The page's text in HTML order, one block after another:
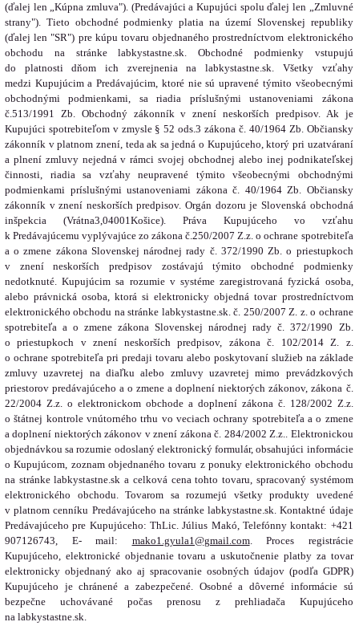
(ďalej len „Kúpna zmluva"). (Predávajúci a Kupujúci spolu ďalej len „Zmluvné
strany"). Tieto obchodné podmienky platia na území Slovenskej republiky
(ďalej len "SR") pre kúpu tovaru objednaného prostredníctvom elektronického
obchodu na stránke labkystastne.sk. Obchodné podmienky vstupujú
do platnosti dňom ich zverejnenia na labkystastne.sk. Všetky vzťahy
medzi Kupujúcim a Predávajúcim, ktoré nie sú upravené týmito všeobecnými
obchodnými podmienkami, sa riadia príslušnými ustanoveniami zákona
č.513/1991 Zb. Obchodný zákonník v znení neskorších predpisov. Ak je
Kupujúci spotrebiteľom v zmysle § 52 ods.3 zákona č. 40/1964 Zb. Občiansky
zákonník v platnom znení, teda ak sa jedná o Kupujúceho, ktorý pri uzatváraní
a plnení zmluvy nejedná v rámci svojej obchodnej alebo inej podnikateľskej
činnosti, riadia sa vzťahy neupravené týmito všeobecnými obchodnými
podmienkami príslušnými ustanoveniami zákona č. 40/1964 Zb. Občiansky
zákonník v znení neskorších predpisov. Orgán dozoru je Slovenská obchodná
inšpekcia (Vrátna3,04001Košice). Práva Kupujúceho vo vzťahu
k Predávajúcemu vyplývajúce zo zákona č.250/2007 Z.z. o ochrane spotrebiteľa
a o zmene zákona Slovenskej národnej rady č. 372/1990 Zb. o priestupkoch
v znení neskorších predpisov zostávajú týmito obchodné podmienky
nedotknuté. Kupujúcim sa rozumie v systéme zaregistrovaná fyzická osoba,
alebo právnická osoba, ktorá si elektronicky objedná tovar prostredníctvom
elektronického obchodu na stránke labkystastne.sk. č. 250/2007 Z. z. o ochrane
spotrebiteľa a o zmene zákona Slovenskej národnej rady č. 372/1990 Zb.
o priestupkoch v znení neskorších predpisov, zákona č. 102/2014 Z. z.
o ochrane spotrebiteľa pri predaji tovaru alebo poskytovaní služieb na základe
zmluvy uzavretej na diaľku alebo zmluvy uzavretej mimo prevádzkových
priestorov predávajúceho a o zmene a doplnení niektorých zákonov, zákona č.
22/2004 Z.z. o elektronickom obchode a doplnení zákona č. 128/2002 Z.z.
o štátnej kontrole vnútorného trhu vo veciach ochrany spotrebiteľa a o zmene
a doplnení niektorých zákonov v znení zákona č. 284/2002 Z.z.. Elektronickou
objednávkou sa rozumie odoslaný elektronický formulár, obsahujúci informácie
o Kupujúcom, zoznam objednaného tovaru z ponuky elektronického obchodu
na stránke labkystastne.sk a celková cena tohto tovaru, spracovaný systémom
elektronického obchodu. Tovarom sa rozumejú všetky produkty uvedené
v platnom cenníku Predávajúceho na stránke labkystastne.sk. Kontaktné údaje
Predávajúceho pre Kupujúceho: ThLic. Július Makó, Telefónny kontakt: +421
907126743, E- mail: mako1.gyula1@gmail.com. Proces registrácie
Kupujúceho, elektronické objednanie tovaru a uskutočnenie platby za tovar
elektronicky objednaný ako aj spracovanie osobných údajov (podľa GDPR)
Kupujúceho je chránené a zabezpečené. Osobné a dôverné informácie sú
bezpečne uchovávané počas prenosu z prehliadača Kupujúceho
na labkystastne.sk.